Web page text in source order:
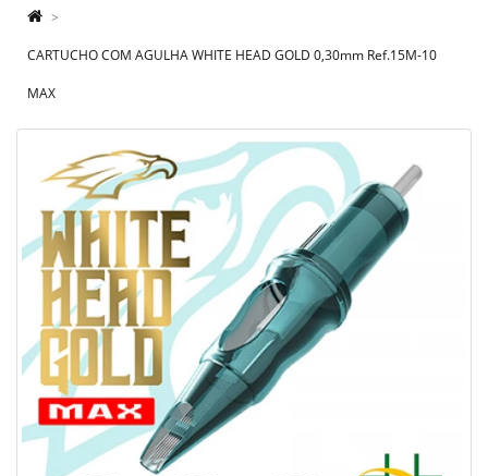
CARTUCHO COM AGULHA WHITE HEAD GOLD 0,30mm Ref.15M-10
MAX